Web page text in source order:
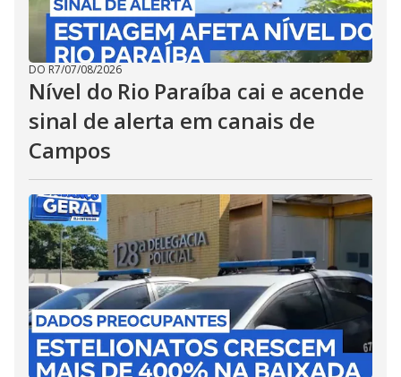
DO R7/07/08/2026
Nível do Rio Paraíba cai e acende
sinal de alerta em canais de
Campos